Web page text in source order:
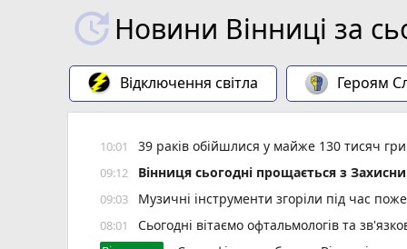
Новини Вінниці за
Відключення світла Героям
10:01 39 раків обійшлися у майже 130 тисяч
09:12 Вінниця сьогодні прощається з
09:03 Музичні інструменти згоріли під час
08:01 Сьогодні вітаємо офтальмологів та